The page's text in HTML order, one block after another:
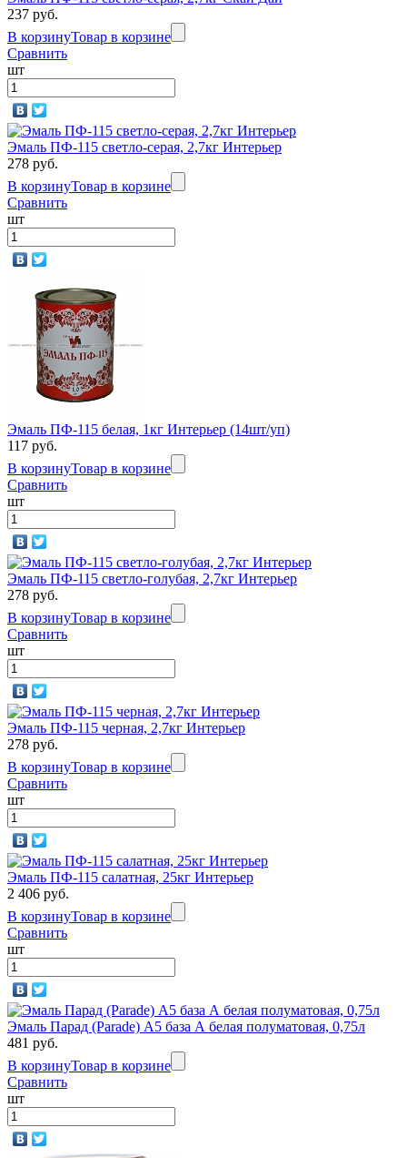
237 руб.
В корзинуТовар в корзине
Сравнить
шт
Эмаль ПФ-115 светло-серая, 2,7кг Интерьер
278 руб.
В корзинуТовар в корзине
Сравнить
шт
Эмаль ПФ-115 белая, 1кг Интерьер (14шт/уп)
117 руб.
В корзинуТовар в корзине
Сравнить
шт
Эмаль ПФ-115 светло-голубая, 2,7кг Интерьер
278 руб.
В корзинуТовар в корзине
Сравнить
шт
Эмаль ПФ-115 черная, 2,7кг Интерьер
278 руб.
В корзинуТовар в корзине
Сравнить
шт
Эмаль ПФ-115 салатная, 25кг Интерьер
2 406 руб.
В корзинуТовар в корзине
Сравнить
шт
Эмаль Парад (Parade) А5 база А белая полуматовая, 0,75л
481 руб.
В корзинуТовар в корзине
Сравнить
шт